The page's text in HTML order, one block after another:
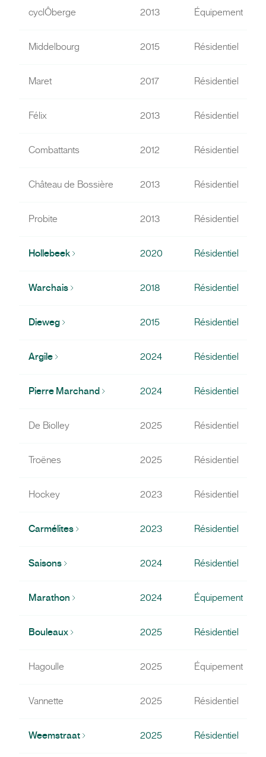
cyclÔberge 2013 Équipement
Middelbourg 2015 Résidentiel
Maret 2017 Résidentiel
Félix 2013 Résidentiel
Combattants 2012 Résidentiel
Château de Bossière 2013 Résidentiel
Probite 2013 Résidentiel
Hollebeek 2020 Résidentiel
Warchais 2018 Résidentiel
Dieweg 2015 Résidentiel
Argile 2024 Résidentiel
Pierre Marchand 2024 Résidentiel
De Biolley 2025 Résidentiel
Troënes 2025 Résidentiel
Hockey 2023 Résidentiel
Carmélites 2023 Résidentiel
Saisons 2024 Résidentiel
Marathon 2024 Équipement
Bouleaux 2025 Résidentiel
Hagoulle 2025 Équipement
Vannette 2025 Résidentiel
Weemstraat 2025 Résidentiel